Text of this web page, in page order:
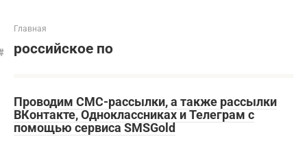
Главная
российское по
Проводим СМС-рассылки, а также рассылки
ВКонтакте, Одноклассниках и Телеграм с
помощью сервиса SMSGold